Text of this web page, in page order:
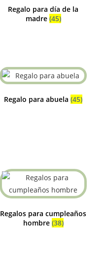
Regalo para día de la
madre (45)
Regalo para abuela (45)
Regalos para cumpleaños
hombre (38)